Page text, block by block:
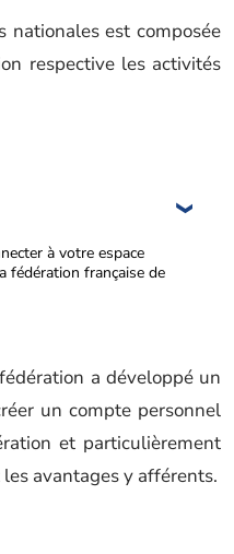
nationales est composée
respective les activités
à votre espace
fédération française de
a développé un
un compte personnel
et particulièrement
avantages y afférents.